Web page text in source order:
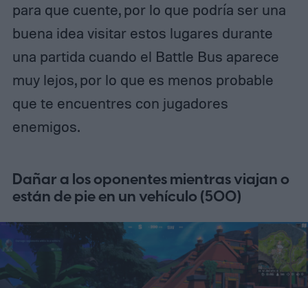
para que cuente, por lo que podría ser una
buena idea visitar estos lugares durante
una partida cuando el Battle Bus aparece
muy lejos, por lo que es menos probable
que te encuentres con jugadores
enemigos.
Dañar a los oponentes mientras viajan o
están de pie en un vehículo (500)